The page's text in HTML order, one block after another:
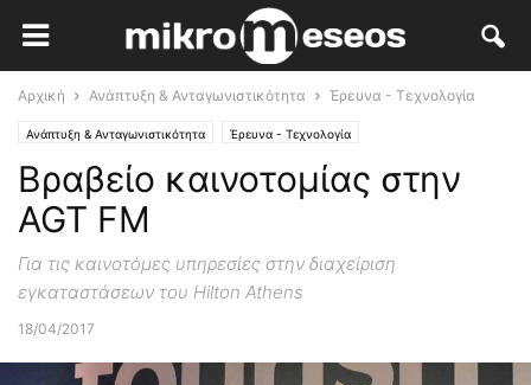
Αρχική Ανάπτυξη & Ανταγωνιστικότητα Έρευνα - Τεχνολογία
Ανάπτυξη & Ανταγωνιστικότητα Έρευνα - Τεχνολογία
Βραβείο καινοτομίας στην
AGT FM
Για τις καινοτόμες υπηρεσίες στην διαχείριση
εγκαταστάσεων του Hilton Athens
18/04/2017